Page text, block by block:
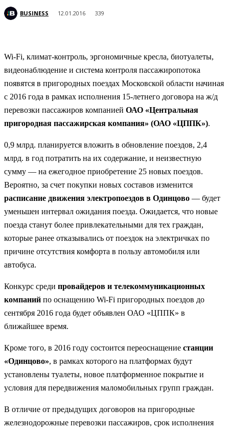
BUSINESS 12.01.2016 339
Wi-Fi, климат-контроль, эргономичные кресла, биотуалеты,
видеонаблюдение и система контроля пассажиропотока
появятся в пригородных поездах Московской области начиная
с 2016 года в рамках исполнения 15-летнего договора на ж/д
перевозки пассажиров компанией ОАО «Центральная
пригородная пассажирская компания» (ОАО «ЦППК»).
0,9 млрд. планируется вложить в обновление поездов, 2,4
млрд. в год потратить на их содержание, и неизвестную
сумму — на ежегодное приобретение 25 новых поездов.
Вероятно, за счет покупки новых составов изменится
расписание движения электропоездов в Одинцово — будет
уменьшен интервал ожидания поезда. Ожидается, что новые
поезда станут более привлекательными для тех граждан,
которые ранее отказывались от поездок на электричках по
причине отсутствия комфорта в пользу автомобиля или
автобуса.
Конкурс среди провайдеров и телекоммуникационных
компаний по оснащению Wi-Fi пригородных поездов до
сентября 2016 года будет объявлен ОАО «ЦППК» в
ближайшее время.
Кроме того, в 2016 году состоится переоснащение станции
«Одинцово», в рамках которого на платформах будут
установлены туалеты, новое платформенное покрытие и
условия для передвижения маломобильных групп граждан.
В отличие от предыдущих договоров на пригородные
железнодорожные перевозки пассажиров, срок исполнения